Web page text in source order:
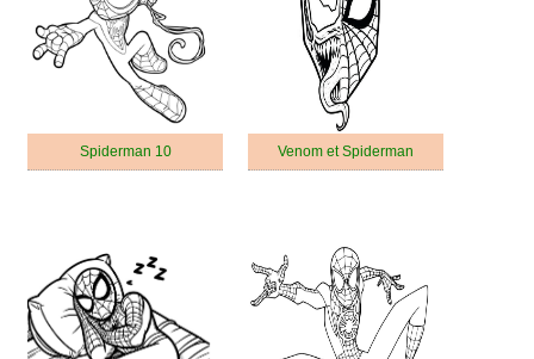
Spiderman 10 Venom et Spiderman